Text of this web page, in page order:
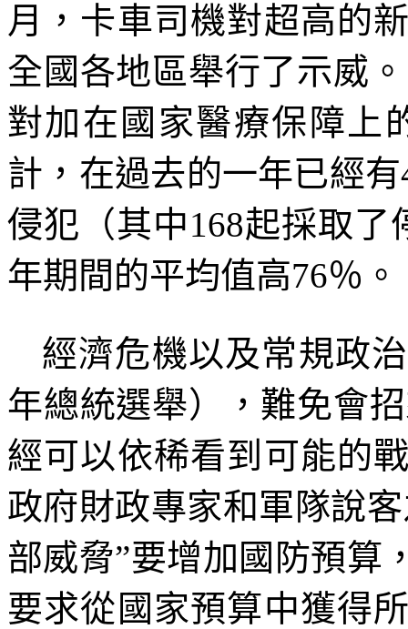
月，卡車司機對超高的
全國各地區舉行了示威。
對加在國家醫療保障上
計，在過去的一年已經有
侵犯（其中168起採取了
年期間的平均值高76％。
經濟危機以及常規政
年總統選舉），難免會
經可以依稀看到可能的
政府財政專家和軍隊說
部威脅”要增加國防預算
要求從國家預算中獲得